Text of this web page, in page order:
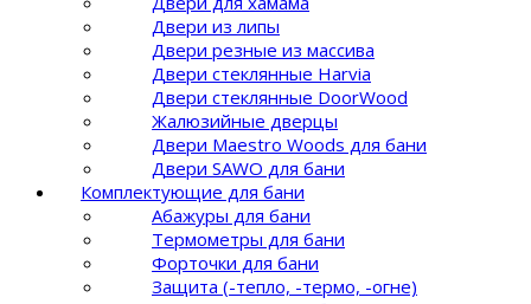
Двери из липы
Двери резные из массива
Двери стеклянные Harvia
Двери стеклянные DoorWood
Жалюзийные дверцы
Двери Maestro Woods для бани
Двери SAWO для бани
Комплектующие для бани
Абажуры для бани
Термометры для бани
Форточки для бани
Защита (-тепло, -термо, -огне)